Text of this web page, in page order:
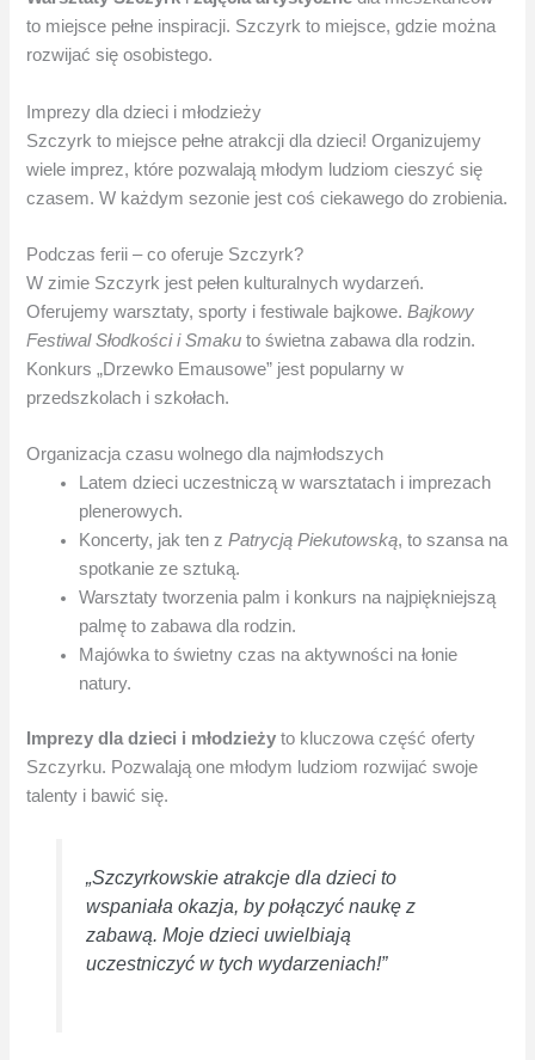
to miejsce pełne inspiracji. Szczyrk to miejsce, gdzie można
rozwijać się osobistego.
Imprezy dla dzieci i młodzieży
Szczyrk to miejsce pełne atrakcji dla dzieci! Organizujemy
wiele imprez, które pozwalają młodym ludziom cieszyć się
czasem. W każdym sezonie jest coś ciekawego do zrobienia.
Podczas ferii – co oferuje Szczyrk?
W zimie Szczyrk jest pełen kulturalnych wydarzeń.
Oferujemy warsztaty, sporty i festiwale bajkowe.Bajkowy
Festiwal Słodkości i Smaku to świetna zabawa dla rodzin.
Konkurs „Drzewko Emausowe” jest popularny w
przedszkolach i szkołach.
Organizacja czasu wolnego dla najmłodszych
Latem dzieci uczestniczą w warsztatach i imprezach
plenerowych.
Koncerty, jak ten zPatrycją Piekutowską, to szansa na
spotkanie ze sztuką.
Warsztaty tworzenia palm i konkurs na najpiękniejszą
palmę to zabawa dla rodzin.
Majówka to świetny czas na aktywności na łonie
natury.
Imprezy dla dzieci i młodzieży to kluczowa część oferty
Szczyrku. Pozwalają one młodym ludziom rozwijać swoje
talenty i bawić się.
„Szczyrkowskie atrakcje dla dzieci to
wspaniała okazja, by połączyć naukę z
zabawą. Moje dzieci uwielbiają
uczestniczyć w tych wydarzeniach!”